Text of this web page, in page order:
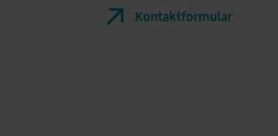
Kontaktformular